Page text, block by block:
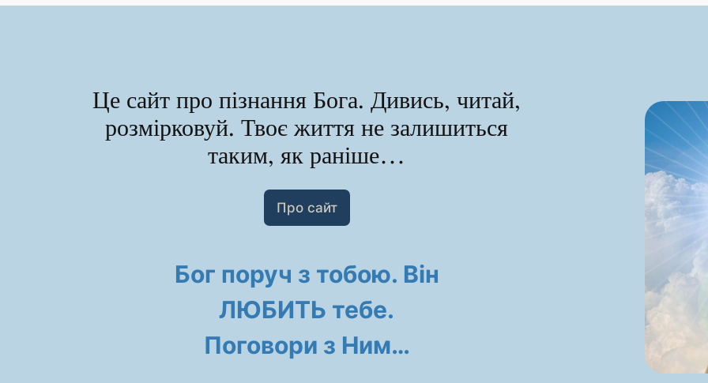
Це сайт про пізнання Бога. Дивись, читай,
розмірковуй. Твоє життя не залишиться
таким, як раніше…
Про сайт
Бог поруч з тобою. Він
ЛЮБИТЬ тебе.
Поговори з Ним…